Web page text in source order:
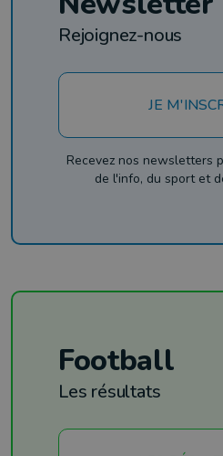
Rejoignez-nous
JE
Recevez nos newsletters
de l'info, du sport et
Football
Les résultats